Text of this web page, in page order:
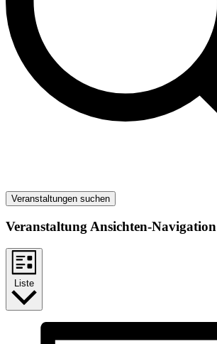
Veranstaltungen suchen
Veranstaltung Ansichten-Navigation
Liste